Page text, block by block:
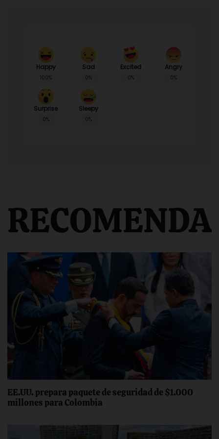
Happy
100%
Sad
0%
Excited
0%
Angry
0%
Surprise
0%
Sleepy
0%
EE.UU. prepara paquete de seguridad de $1.000
millones para Colombia